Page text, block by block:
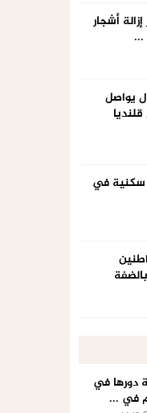
8 أوامر إزالة أشجار
...
يواصل
سكنية في
5 مواطنين
دورها في
في ...